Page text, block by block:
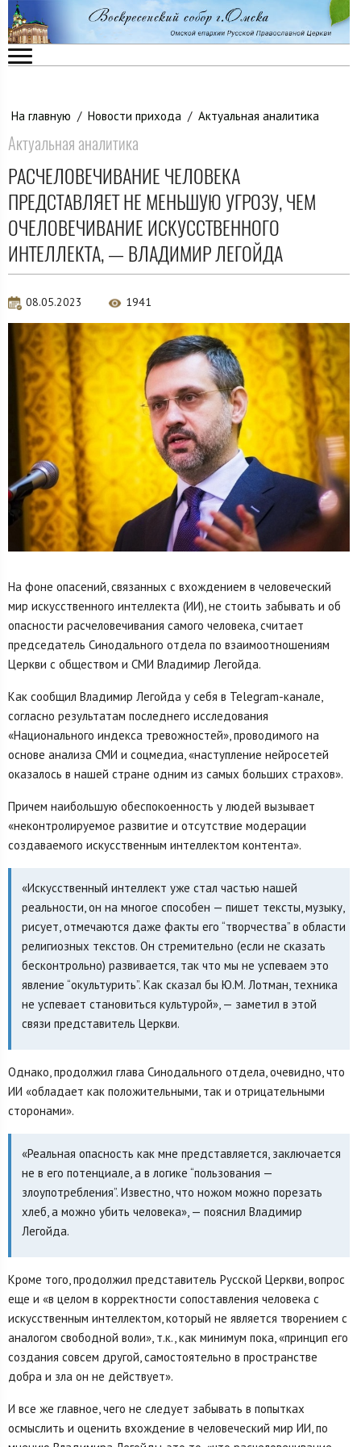
На главную / Новости прихода / Актуальная аналитика
Актуальная аналитика
РАСЧЕЛОВЕЧИВАНИЕ ЧЕЛОВЕКА
ПРЕДСТАВЛЯЕТ НЕ МЕНЬШУЮ УГРОЗУ, ЧЕМ
ОЧЕЛОВЕЧИВАНИЕ ИСКУССТВЕННОГО
ИНТЕЛЛЕКТА, — ВЛАДИМИР ЛЕГОЙДА
08.05.2023 1941
На фоне опасений, связанных с вхождением в человеческий
мир искусственного интеллекта (ИИ), не стоить забывать и об
опасности расчеловечивания самого человека, считает
председатель Синодального отдела по взаимоотношениям
Церкви с обществом и СМИ Владимир Легойда.
Как сообщил Владимир Легойда у себя в Telegram-канале,
согласно результатам последнего исследования
«Национального индекса тревожностей», проводимого на
основе анализа СМИ и соцмедиа, «наступление нейросетей
оказалось в нашей стране одним из самых больших страхов».
Причем наибольшую обеспокоенность у людей вызывает
«неконтролируемое развитие и отсутствие модерации
создаваемого искусственным интеллектом контента».
«Искусственный интеллект уже стал частью нашей
реальности, он на многое способен — пишет тексты, музыку,
рисует, отмечаются даже факты его “творчества” в области
религиозных текстов. Он стремительно (если не сказать
бесконтрольно) развивается, так что мы не успеваем это
явление “окультурить”. Как сказал бы Ю.М. Лотман, техника
не успевает становиться культурой», — заметил в этой
связи представитель Церкви.
Однако, продолжил глава Синодального отдела, очевидно, что
ИИ «обладает как положительными, так и отрицательными
сторонами».
«Реальная опасность как мне представляется, заключается
не в его потенциале, а в логике “пользования —
злоупотребления”. Известно, что ножом можно порезать
хлеб, а можно убить человека», — пояснил Владимир
Легойда.
Кроме того, продолжил представитель Русской Церкви, вопрос
еще и «в целом в корректности сопоставления человека с
искусственным интеллектом, который не является творением с
аналогом свободной воли», т.к., как минимум пока, «принцип его
создания совсем другой, самостоятельно в пространстве
добра и зла он не действует».
И все же главное, чего не следует забывать в попытках
осмыслить и оценить вхождение в человеческий мир ИИ, по